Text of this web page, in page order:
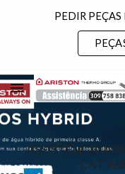
Skip to main content
PEDIR
ASSISTÊNCIA
CAT